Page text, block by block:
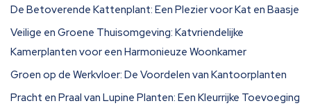
De Betoverende Kattenplant: Een Plezier voor Kat en Baasje
Veilige en Groene Thuisomgeving: Katvriendelijke
Kamerplanten voor een Harmonieuze Woonkamer
Groen op de Werkvloer: De Voordelen van Kantoorplanten
Pracht en Praal van Lupine Planten: Een Kleurrijke Toevoeging